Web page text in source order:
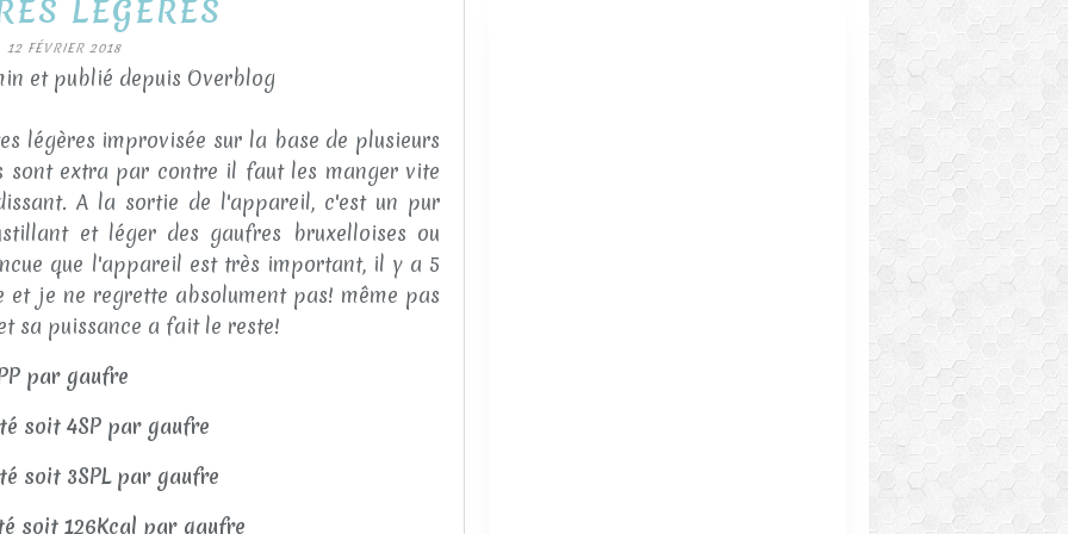
LÉGÈRES
12 FÉVRIER 2018
et publié depuis Overblog
légères improvisée sur la base de plusieurs
sont extra par contre il faut les manger vite
A la sortie de l'appareil, c'est un pur
et léger des gaufres bruxelloises ou
que l'appareil est très important, il y a 5
je ne regrette absolument pas! même pas
sa puissance a fait le reste!
par gaufre
soit 4SP par gaufre
soit 3SPL par gaufre
soit 126Kcal par gaufre